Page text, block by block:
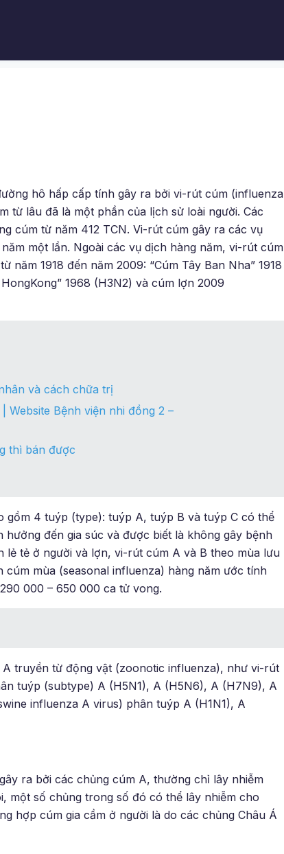
hô hấp cấp tính gây ra bởi vi-rút cúm (influenza
từ lâu đã là một phần của lịch sử loài người. Các
cúm từ năm 412 TCN. Vi-rút cúm gây ra các vụ
một lần. Ngoài các vụ dịch hàng năm, vi-rút cúm
1918 đến năm 2009: “Cúm Tây Ban Nha” 1918
1968 (H3N2) và cúm lợn 2009
và cách chữa trị
Website Bệnh viện nhi đồng 2 –
thì bán được
gồm 4 tuýp (type): tuýp A, tuýp B và tuýp C có thể
đến gia súc và được biết là không gây bệnh
lẻ tẻ ở người và lợn, vi-rút cúm A và B theo mùa lưu
mùa (seasonal influenza) hàng năm ước tính
000 – 650 000 ca tử vong.
truyền từ động vật (zoonotic influenza), như vi-rút
tuýp (subtype) A (H5N1), A (H5N6), A (H7N9), A
influenza A virus) phân tuýp A (H1N1), A
ra bởi các chủng cúm A, thường chỉ lây nhiễm
một số chủng trong số đó có thể lây nhiễm cho
hợp cúm gia cầm ở người là do các chủng Châu Á